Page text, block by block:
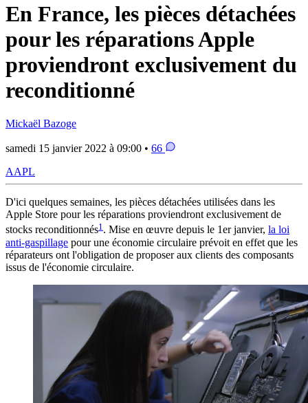
En France, les pièces détachées
pour les réparations Apple
proviendront exclusivement du
reconditionné
Mickaël Bazoge
samedi 15 janvier 2022 à 09:00 • 66
AAPL
D'ici quelques semaines, les pièces détachées utilisées dans les
Apple Store pour les réparations proviendront exclusivement de
stocks reconditionnés1 . Mise en œuvre depuis le 1er janvier, la loi
anti-gaspillage pour une économie circulaire prévoit en effet que les
réparateurs ont l'obligation de proposer aux clients des composants
issus de l'économie circulaire.